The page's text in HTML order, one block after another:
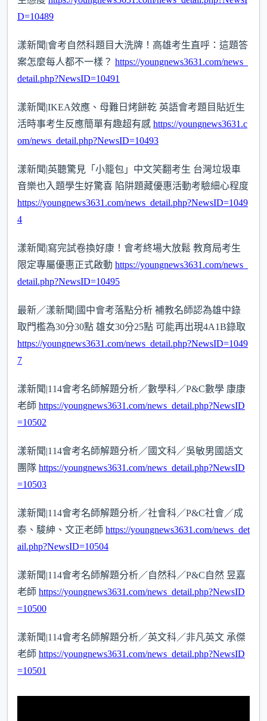
D=10489
漾新聞|會考自然科題目大洗牌！高雄考生直呼：這題答
案怎麼每人都不一樣？ https://youngnews3631.com/news_
detail.php?NewsID=10491
漾新聞|IKEA效應、母難日烤餅乾 英語會考題目貼近生
活時事考生反應簡單有趣超有感 https://youngnews3631.c
om/news_detail.php?NewsID=10493
漾新聞|英聽驚見「小籠包」中文笑翻考生 台灣垃圾車
音樂也入題學生好驚喜 陷阱題藏優惠活動考驗細心程度
https://youngnews3631.com/news_detail.php?NewsID=1049
4
漾新聞|寫完試卷換好康！會考終場大放鬆 教育局考生
限定專屬優惠正式啟動 https://youngnews3631.com/news_
detail.php?NewsID=10495
最新／漾新聞|國中會考落點分析 補教名師認為雄中錄
取門檻為30分30點 雄女30分25點 可能再出現4A1B錄取
https://youngnews3631.com/news_detail.php?NewsID=1049
7
漾新聞|114會考名師解題分析／數學科／P&C數學 康康
老師 https://youngnews3631.com/news_detail.php?NewsID
=10502
漾新聞|114會考名師解題分析／國文科／吳敏男國語文
團隊 https://youngnews3631.com/news_detail.php?NewsID
=10503
漾新聞|114會考名師解題分析／社會科／P&C社會／成
泰、駿紳、文正老師 https://youngnews3631.com/news_det
ail.php?NewsID=10504
漾新聞|114會考名師解題分析／自然科／P&C自然 昱嘉
老師 https://youngnews3631.com/news_detail.php?NewsID
=10500
漾新聞|114會考名師解題分析／英文科／非凡英文 承傑
老師 https://youngnews3631.com/news_detail.php?NewsID
=10501